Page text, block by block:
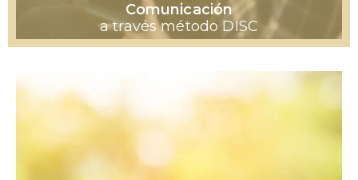
Comunicación
a través método DISC